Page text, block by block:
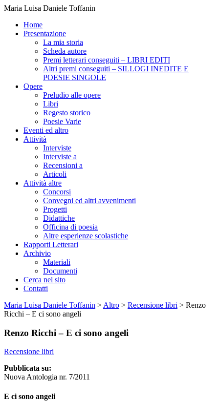
Maria Luisa Daniele Toffanin
Home
Presentazione
La mia storia
Scheda autore
Premi letterari conseguiti – LIBRI EDITI
Altri premi conseguiti – SILLOGI INEDITE E
POESIE SINGOLE
Opere
Preludio alle opere
Libri
Regesto storico
Poesie Varie
Eventi ed altro
Attività
Interviste
Interviste a
Recensioni a
Articoli
Attività altre
Concorsi
Convegni ed altri avvenimenti
Progetti
Didattiche
Officina di poesia
Altre esperienze scolastiche
Rapporti Letterari
Archivio
Materiali
Documenti
Cerca nel sito
Contatti
Maria Luisa Daniele Toffanin > Altro > Recensione libri > Renzo
Ricchi – E ci sono angeli
Renzo Ricchi – E ci sono angeli
Recensione libri
Pubblicata su:
Nuova Antologia nr. 7/2011
E ci sono angeli